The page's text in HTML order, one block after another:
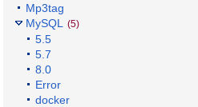
Mp3tag
MySQL
(5)
5.5
5.7
8.0
Error
docker